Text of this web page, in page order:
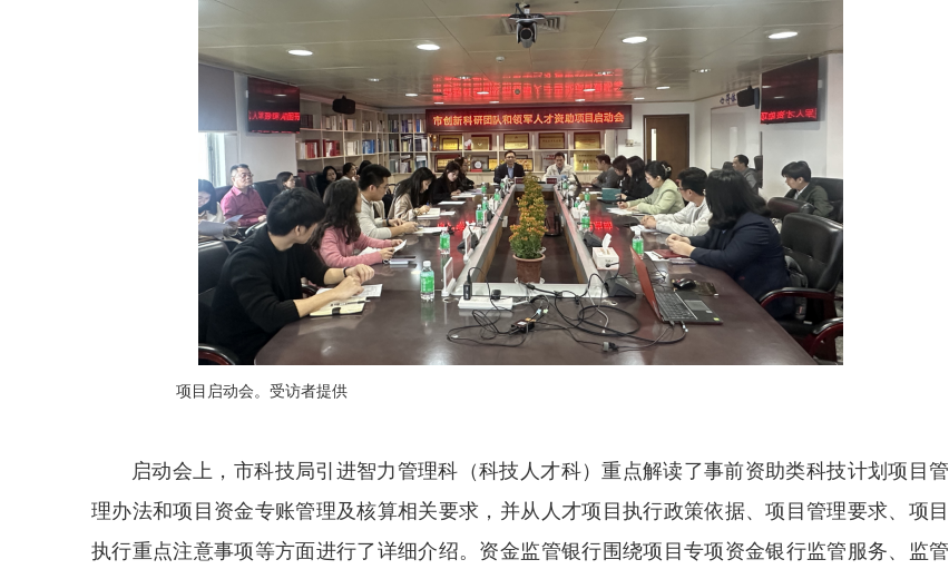
项目启动会。受访者提供
启动会上，市科技局引进智力管理科（科技人才科）重点解读了事前资助类科技计划项目管
理办法和项目资金专账管理及核算相关要求，并从人才项目执行政策依据、项目管理要求、项目
执行重点注意事项等方面进行了详细介绍。资金监管银行围绕项目专项资金银行监管服务、监管